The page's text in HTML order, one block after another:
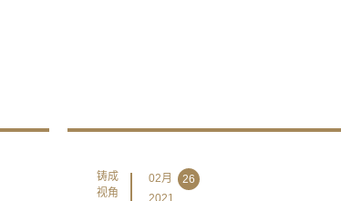
铸成
视角
02月
26